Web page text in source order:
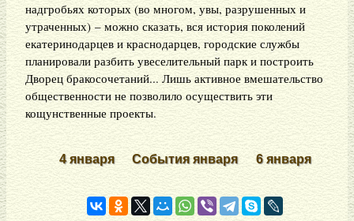
надгробьях которых (во многом, увы, разрушенных и
утраченных) – можно сказать, вся история поколений
екатеринодарцев и краснодарцев, городские службы
планировали разбить увеселительный парк и построить
Дворец бракосочетаний... Лишь активное вмешательство
общественности не позволило осуществить эти
кощунственные проекты.
4 января События января 6 января